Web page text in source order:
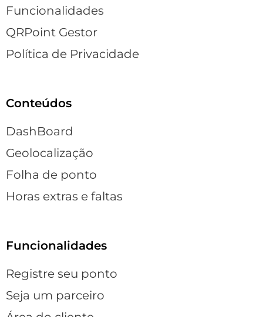
Funcionalidades
QRPoint Gestor
Política de Privacidade
Conteúdos
DashBoard
Geolocalização
Folha de ponto
Horas extras e faltas
Funcionalidades
Registre seu ponto
Seja um parceiro